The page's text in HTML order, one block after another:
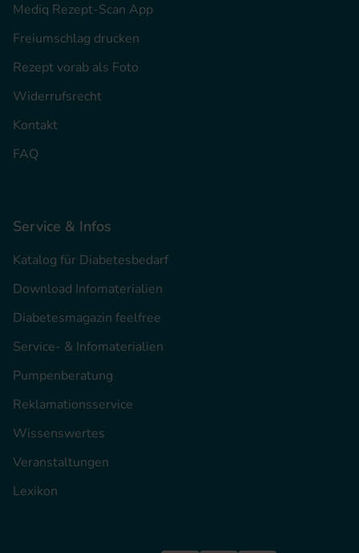
Mediq Rezept-Scan App
Freiumschlag drucken
Rezept vorab als Foto
Widerrufsrecht
Kontakt
FAQ
Service & Infos
Katalog für Diabetesbedarf
Download Infomaterialien
Diabetesmagazin feelfree
Service- & Infomaterialien
Pumpenberatung
Reklamationsservice
Wissenswertes
Veranstaltungen
Lexikon